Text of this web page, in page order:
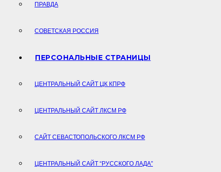
ПРАВДА
СОВЕТСКАЯ РОССИЯ
ПЕРСОНАЛЬНЫЕ СТРАНИЦЫ
ЦЕНТРАЛЬНЫЙ САЙТ ЦК КПРФ
ЦЕНТРАЛЬНЫЙ САЙТ ЛКСМ РФ
САЙТ СЕВАСТОПОЛЬСКОГО ЛКСМ РФ
ЦЕНТРАЛЬНЫЙ САЙТ “РУССКОГО ЛАДА”